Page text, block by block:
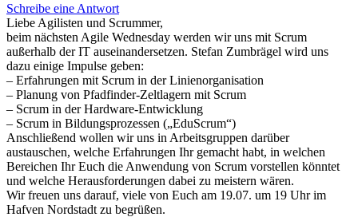
Schreibe eine Antwort
Liebe Agilisten und Scrummer,
beim nächsten Agile Wednesday werden wir uns mit Scrum
außerhalb der IT auseinandersetzen. Stefan Zumbrägel wird uns
dazu einige Impulse geben:
– Erfahrungen mit Scrum in der Linienorganisation
– Planung von Pfadfinder-Zeltlagern mit Scrum
– Scrum in der Hardware-Entwicklung
– Scrum in Bildungsprozessen („EduScrum“)
Anschließend wollen wir uns in Arbeitsgruppen darüber
austauschen, welche Erfahrungen Ihr gemacht habt, in welchen
Bereichen Ihr Euch die Anwendung von Scrum vorstellen könntet
und welche Herausforderungen dabei zu meistern wären.
Wir freuen uns darauf, viele von Euch am 19.07. um 19 Uhr im
Hafven Nordstadt zu begrüßen.